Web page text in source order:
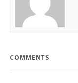
COMMENTS